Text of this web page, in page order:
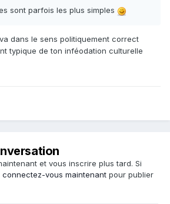
sont parfois les plus simples
dans le sens politiquement correct
typique de ton inféodation culturelle
et vous inscrire plus tard. Si
connectez-vous maintenant pour publier